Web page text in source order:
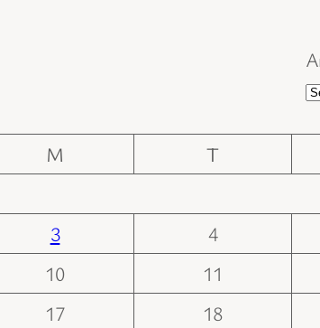
M T
3 4
10 11
17 18